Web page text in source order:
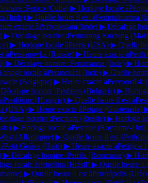
:Perico (Cuba) ▶ Horloge locale à
(Inde) ▶ Quelle heure il est àPerintalmanna
exacte àPeriyakulam (Inde) ▶ Décalage
▶ Décalage horaire :Permatang Kuching
▶ Horloge locale àPerris (USA) ▶ Quelle
àPersianovka (Russie) ▶ Heure exacte àPerth
▶ Décalage horaire :Perumanna (Inde) ▶
locale àPerundurai (Inde) ▶ Quelle
(Belgique) ▶ Heure exacte àPervomaïsk
Décalage horaire :Peshtera (Bulgarie) ▶
Pestlőrinc (Hongrie) ▶ Quelle heure il est à
(USA) ▶ Heure exacte àPetapa (Guatemala)
horaire :Petchora (Russie) ▶ Horloge
▶ Horloge locale àPeterlee (Royaume-Uni)
(Allemagne) ▶ Quelle heure il est à
Petit-Goâve (Haïti) ▶ Heure exacte àPetitgoa I
▶ Décalage horaire :Petrila (Roumanie) ▶
locale àPetrolina (Brésil) ▶ Quelle heure il
▶ Quelle heure il est àPetroúpolis